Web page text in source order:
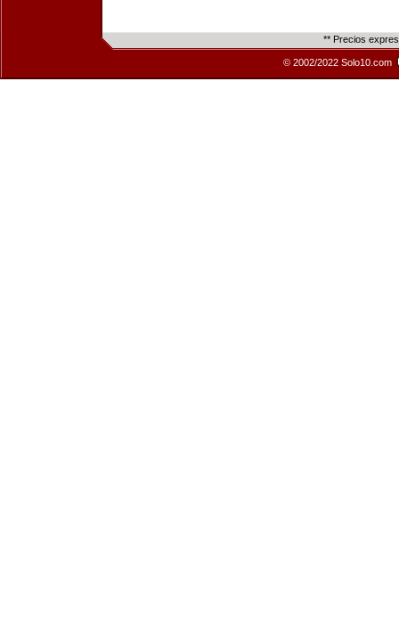
** Precios
© 2002/2022 Solo10.com